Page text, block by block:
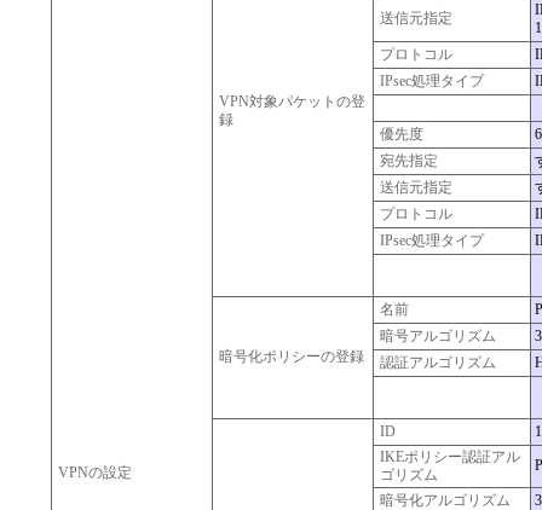
VPNの設定
VPN対象パケットの登
録
送信元指定
プロトコル
IPsec処理タイプ
優先度
宛先指定
送信元指定
プロトコル
IPsec処理タイプ
暗号化ポリシーの登録
名前
暗号アルゴリズム
認証アルゴリズム
ID
1
IKEポリシー認証アル
ゴリズム
暗号化アルゴリズム